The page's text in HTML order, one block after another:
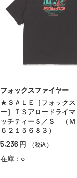
フォックスファイヤー
★ＳＡＬＥ［フォックス
ー］ＴＳアロードライ
ッチティーＳ／Ｓ （Ｍ
６２１５６８３）
5,236 円 （税込）
在庫：○